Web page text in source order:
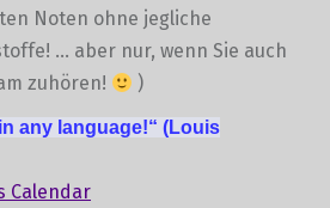
Noten ohne jegliche
… aber nur, wenn Sie auch
zuhören!
)
in any language!“ (Louis
Calendar